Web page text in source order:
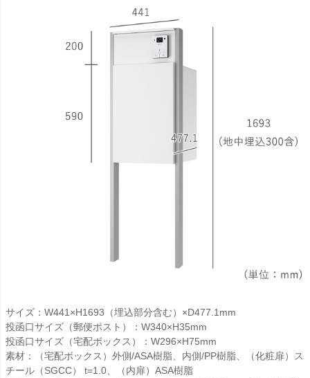
サイズ：W441×H1693（埋込部分含む）×D477.1mm
投函口サイズ（郵便ポスト）：W340×H35mm
投函口サイズ（宅配ボックス）：W296×H75mm
素材：（宅配ボックス）外側/ASA樹脂、内側/PP樹脂、（化粧扉）ス
チール（SGCC） t=1.0、（内扉）ASA樹脂